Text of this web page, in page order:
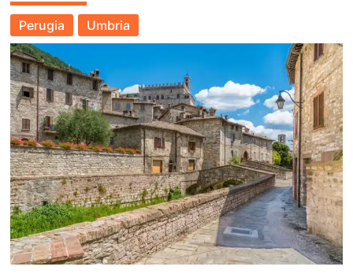
Perugia Umbria